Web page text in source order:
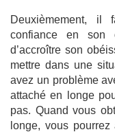
Deuxièmement,
confiance en son
d’accroître son
mettre dans une
avez un problème
attaché en longe
pas. Quand vous
longe, vous